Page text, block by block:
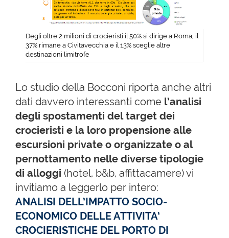
Degli oltre 2 milioni di crocieristi il 50% si dirige a Roma, il
37% rimane a Civitavecchia e il 13% sceglie altre
destinazioni limitrofe
Lo studio della Bocconi riporta anche altri
dati davvero interessanti come l’analisi
degli spostamenti del target dei
crocieristi e la loro propensione alle
escursioni private o organizzate o al
pernottamento nelle diverse tipologie
di alloggi (hotel, b&b, affittacamere) vi
invitiamo a leggerlo per intero:
ANALISI DELL’IMPATTO SOCIO-
ECONOMICO DELLE ATTIVITA’
CROCIERISTICHE DEL PORTO DI